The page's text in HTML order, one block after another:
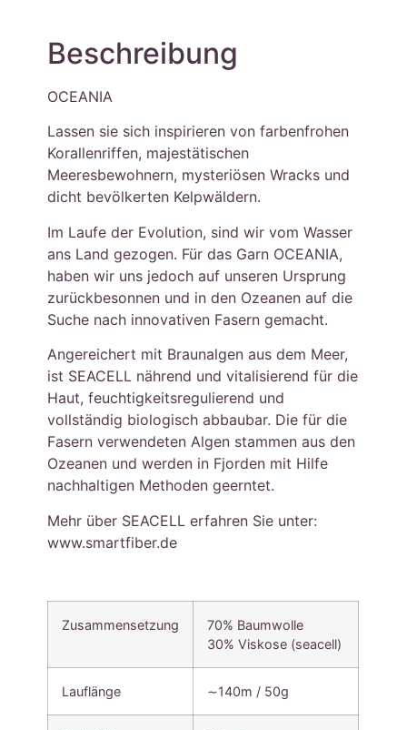
Beschreibung
OCEANIA
Lassen sie sich inspirieren von farbenfrohen
Korallenriffen, majestätischen
Meeresbewohnern, mysteriösen Wracks und
dicht bevölkerten Kelpwäldern.
Im Laufe der Evolution, sind wir vom Wasser
ans Land gezogen. Für das Garn OCEANIA,
haben wir uns jedoch auf unseren Ursprung
zurückbesonnen und in den Ozeanen auf die
Suche nach innovativen Fasern gemacht.
Angereichert mit Braunalgen aus dem Meer,
ist SEACELL nährend und vitalisierend für die
Haut, feuchtigkeitsregulierend und
vollständig biologisch abbaubar. Die für die
Fasern verwendeten Algen stammen aus den
Ozeanen und werden in Fjorden mit Hilfe
nachhaltigen Methoden geerntet.
Mehr über SEACELL erfahren Sie unter:
www.smartfiber.de
Zusammensetzung
70% Baumwolle
30% Viskose (seacell)
Lauflänge ∼140m / 50g